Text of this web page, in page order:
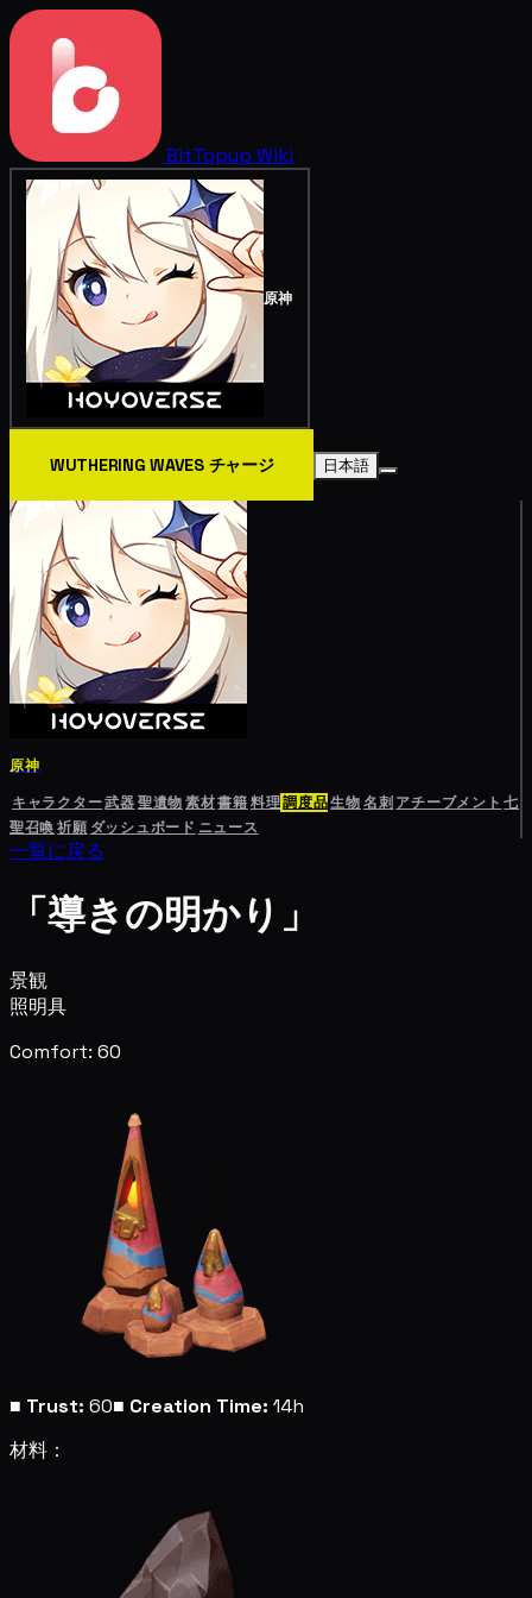
BitTopup Wiki
原神
WUTHERING WAVES チャージ 日本語
原神
キャラクター武器聖遺物素材書籍料理調度品生物名刺 アチーブメント 七
聖召喚祈願 ダッシュボード ニュース
一覧に戻る
「導きの明かり」
景観
照明具
Comfort: 60
■ Trust: 60■ Creation Time: 14h
材料：